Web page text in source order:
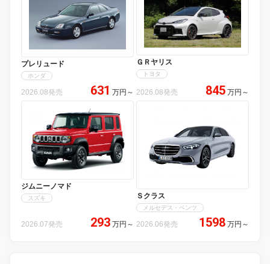
プレリュード
ホンダ
2026.08発売 631 万円 ～
ＧＲヤリス
トヨタ
2026.08発売 845 万円 ～
ジムニーノマド
スズキ
2026.07発売 293 万円 ～
Ｓクラス
メルセデス・ベンツ
2026.06発売 1598 万円 ～